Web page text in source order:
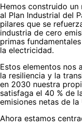
Hemos construido
al Plan Industrial del
pilares que se
industria de cero
primas
la electricidad.
Estos elementos nos
la resiliencia y la
en 2030 nuestra
satisfaga el 40 % de
emisiones netas de la
Ahora estamos